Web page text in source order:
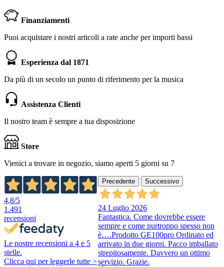
Finanziamenti
Puoi acquistare i nostri articoli a rate anche per importi bassi
Esperienza dal 1871
Da più di un secolo un punto di riferimento per la musica
Assistenza Clienti
Il nostro team è sempre a tua disposizione
Store
Vienici a trovare in negozio, siamo aperti 5 giorni su 7
4,8/5
1.491
recensioni
Le nostre recensioni a 4 e 5
stelle.
Clicca qui per leggerle tutte >
Precedente Successivo
24 Luglio 2026
Fantastica. Come dovrebbe essere
sempre e come purtroppo spesso non
è….Prodotto GE100pro Ordinato ed
arrivato in due giorni. Pacco imballato
strepitosamente. Davvero un ottimo
servizio. Grazie.